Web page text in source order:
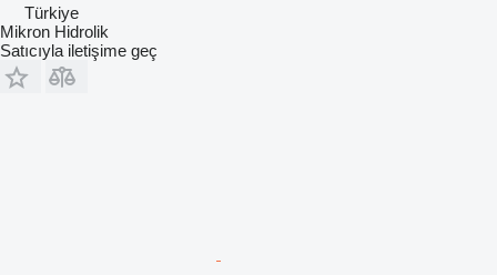
Türkiye
Mikron Hidrolik
Satıcıyla iletişime geç